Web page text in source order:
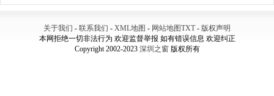
关于我们 - 联系我们 - XML地图 - 网站地图TXT- 版权声明
本网拒绝一切非法行为 欢迎监督举报 如有错误信息 欢迎纠正
Copyright 2002-2023 深圳之窗版权所有